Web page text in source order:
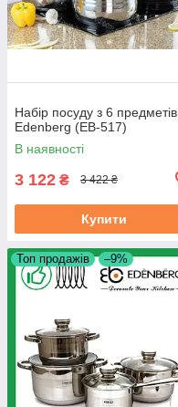
Набір посуду з 6 предметів
Edenberg (EB-517)
В наявності
3 122 ₴ 3 422 ₴
Купити
Топ продажів –9%